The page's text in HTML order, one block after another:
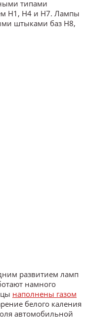
типами
H1, H4 и H7. Лампы
штыками баз H8,
развитием ламп
намного
наполнены газом
белого каления
автомобильной